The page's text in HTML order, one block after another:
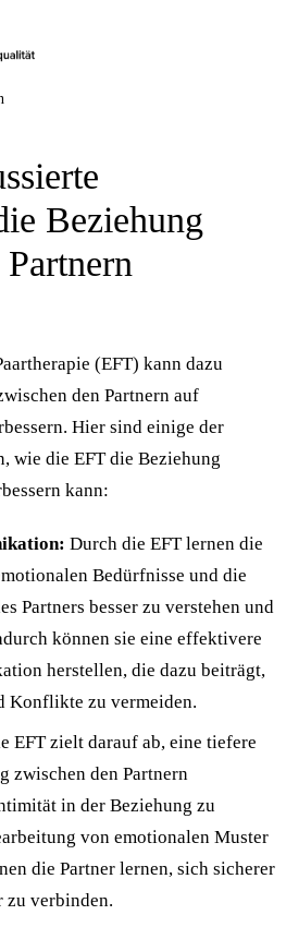
Beziehung
(EFT) kann dazu
den Partnern auf
Hier sind einige der
wie die EFT die Beziehung
kann:
Durch die EFT lernen die
Bedürfnisse und die
Partners besser zu verstehen und
können sie eine effektivere
herstellen, die dazu beiträgt,
Konflikte zu vermeiden.
EFT zielt darauf ab, eine tiefere
zwischen den Partnern
in der Beziehung zu
von emotionalen Muster
die Partner lernen, sich sicherer
zu verbinden.